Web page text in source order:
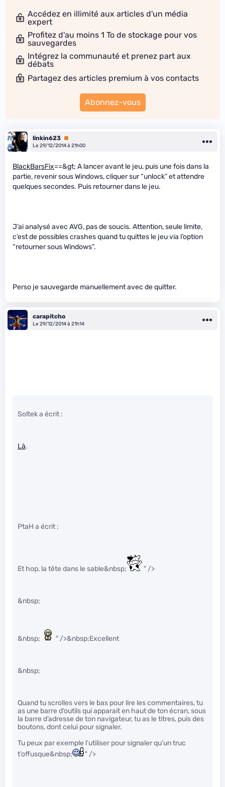
Accédez en illimité aux articles d'un média
expert
Profitez d'au moins 1 To de stockage pour vos
sauvegardes
Intégrez la communauté et prenez part aux
débats
Partagez des articles premium à vos contacts
Abonnez-vous
linkin623 Premium
Le 29/12/2014 à 21h00
BlackBarsFix==&gt; A lancer avant le jeu, puis une fois dans la
partie, revenir sous Windows, cliquer sur “unlock” et attendre
quelques secondes. Puis retourner dans le jeu.
J’ai analysé avec AVG, pas de soucis. Attention, seule limite,
c’est de possibles crashes quand tu quittes le jeu via l’option
“retourner sous Windows”.
Perso je sauvegarde manuellement avec de quitter.
carapitcho
Le 29/12/2014 à 21h14
Soltek a écrit :
Là.
PtaH a écrit :
Et hop, la tête dans le sable&nbsp; " />
&nbsp;
&nbsp; " />&nbsp;Excellent
&nbsp;
Quand tu scrolles vers le bas pour lire les commentaires, tu
as une barre d’outils qui apparait en haut de ton écran, sous
la barre d’adresse de ton navigateur, tu as le titres, puis des
boutons, dont celui pour signaler.
Tu peux par exemple l’utiliser pour signaler qu’un truc
t’offusque&nbsp;
" />